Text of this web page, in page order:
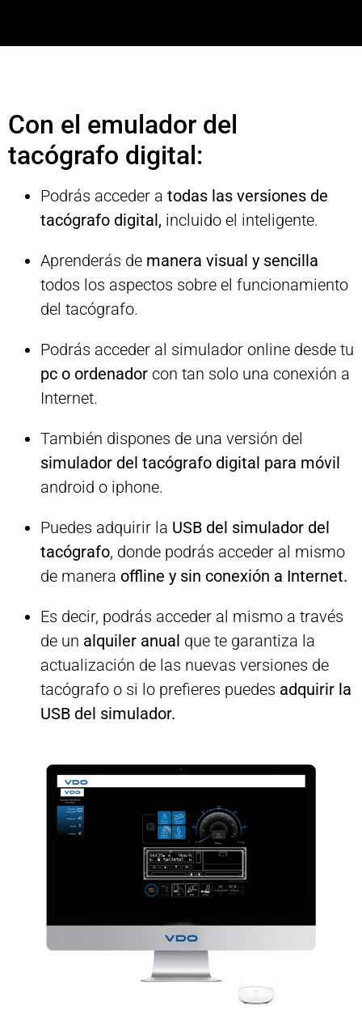
Con el emulador del
tacógrafo digital:
Podrás acceder a todas las versiones de
tacógrafo digital, incluido el inteligente.
Aprenderás de manera visual y sencilla
todos los aspectos sobre el funcionamiento
del tacógrafo.
Podrás acceder al simulador online desde tu
pc o ordenador con tan solo una conexión a
Internet.
También dispones de una versión del
simulador del tacógrafo digital para móvil
android o iphone.
Puedes adquirir la USB del simulador del
tacógrafo, donde podrás acceder al mismo
de manera offline y sin conexión a Internet.
Es decir, podrás acceder al mismo a través
de un alquiler anual que te garantiza la
actualización de las nuevas versiones de
tacógrafo o si lo prefieres puedes adquirir la
USB del simulador.